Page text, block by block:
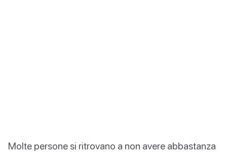
Molte persone si ritrovano a non avere abbastanza